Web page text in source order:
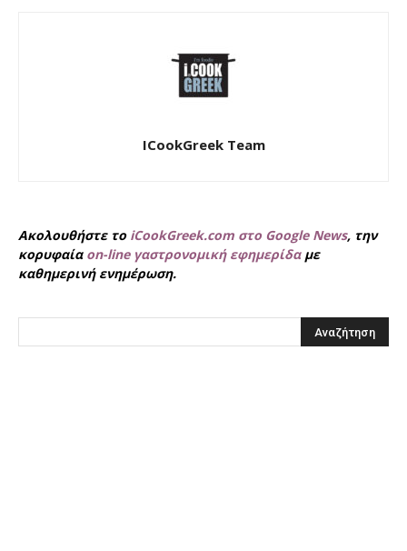
ICookGreek Team
Ακολουθήστε το iCookGreek.com στο Google News, την
κορυφαία on-line γαστρονομική εφημερίδαμε
καθημερινή ενημέρωση.